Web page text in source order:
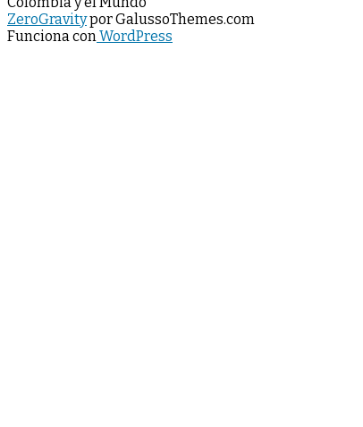
ZeroGravitypor GalussoThemes.com
Funciona conWordPress